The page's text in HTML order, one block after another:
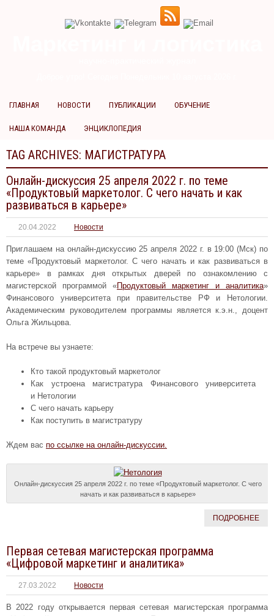
ГЛАВНАЯ НОВОСТИ ПУБЛИКАЦИИ ОБУЧЕНИЕ
НАША КОМАНДА ЭНЦИКЛОПЕДИЯ
TAG ARCHIVES: МАГИСТРАТУРА
Онлайн-дискуссия 25 апреля 2022 г. по теме
«Продуктовый маркетолог. С чего начать и как
развиваться в карьере»
20.04.2022 Новости
Приглашаем на онлайн-дискуссию 25 апреля 2022 г. в 19:00 (Мск) по
теме «Продуктовый маркетолог. С чего начать и как развиваться в
карьере» в рамках дня открытых дверей по ознакомлению с
магистерской программой «Продуктовый маркетинг и аналитика»
Финансового университета при правительстве РФ и Нетологии.
Академическим руководителем программы является к.э.н., доцент
Ольга Жильцова.
На встрече вы узнаете:
Кто такой продуктовый маркетолог
Как устроена магистратура Финансового университета
и Нетологии
С чего начать карьеру
Как поступить в магистратуру
Ждем вас по ссылке на онлайн-дискуссии.
Онлайн-дискуссия 25 апреля 2022 г. по теме «Продуктовый маркетолог. С чего
начать и как развиваться в карьере»
ПОДРОБНЕЕ
Первая сетевая магистерская программа
«Цифровой маркетинг и аналитика»
27.03.2022 Новости
В 2022 году открывается первая сетевая магистерская программа